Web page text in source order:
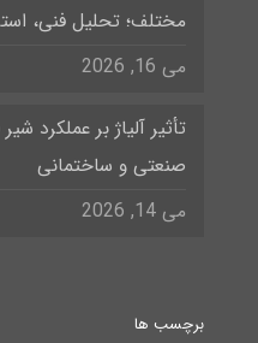
مختلف؛ تحلیل فنی،
می 16, 2026
تأثیر آلیاژ بر عملکرد
صنعتی و ساختمانی
می 14, 2026
برچسب ها